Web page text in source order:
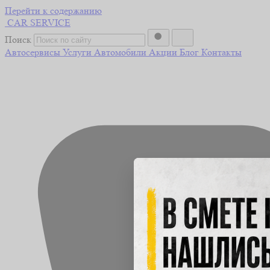
Перейти к содержанию
CAR SERVICE
Поиск
Автосервисы Услуги Автомобили Акции Блог Контакты